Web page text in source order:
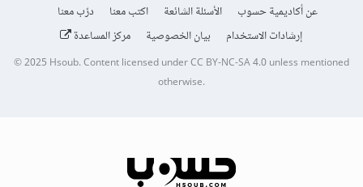
عن أكاديمية حسوب الأسئلة الشائعة اكتب معنا
درّب معنا
إرشادات الاستخدام
بيان الخصوصية مركز المساعدة
© 2025Hsoub.Content licensed underCC BY-NC-SA 4.0unless mentioned
otherwise.